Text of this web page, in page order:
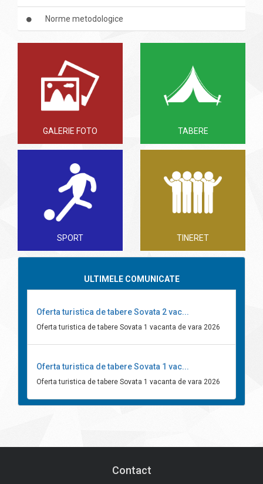
Norme metodologice
GALERIE FOTO TABERE
SPORT TINERET
ULTIMELE COMUNICATE
Oferta turistica de tabere Sovata 2 vac...
Oferta turistica de tabere Sovata 1 vacanta de vara 2026
Oferta turistica de tabere Sovata 1 vac...
Oferta turistica de tabere Sovata 1 vacanta de vara 2026
Contact